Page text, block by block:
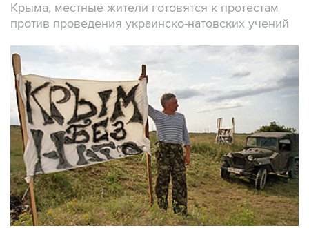
Крыма, местные жители готовятся к протестам
против проведения украинско-натовских учений